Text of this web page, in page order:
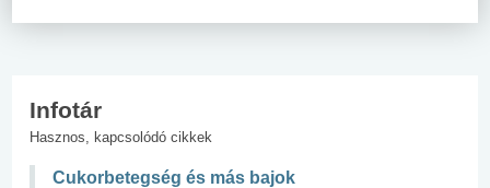
Infotár
Hasznos, kapcsolódó cikkek
Cukorbetegség és más bajok